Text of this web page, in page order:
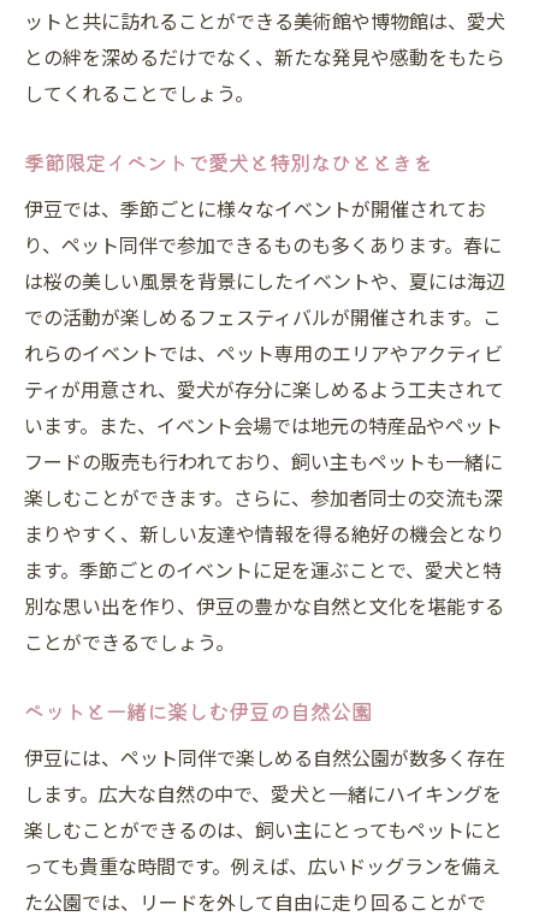
ットと共に訪れることができる美術館や博物館は、愛犬
との絆を深めるだけでなく、新たな発見や感動をもたら
してくれることでしょう。
季節限定イベントで愛犬と特別なひとときを
伊豆では、季節ごとに様々なイベントが開催されてお
り、ペット同伴で参加できるものも多くあります。春に
は桜の美しい風景を背景にしたイベントや、夏には海辺
での活動が楽しめるフェスティバルが開催されます。こ
れらのイベントでは、ペット専用のエリアやアクティビ
ティが用意され、愛犬が存分に楽しめるよう工夫されて
います。また、イベント会場では地元の特産品やペット
フードの販売も行われており、飼い主もペットも一緒に
楽しむことができます。さらに、参加者同士の交流も深
まりやすく、新しい友達や情報を得る絶好の機会となり
ます。季節ごとのイベントに足を運ぶことで、愛犬と特
別な思い出を作り、伊豆の豊かな自然と文化を堪能する
ことができるでしょう。
ペットと一緒に楽しむ伊豆の自然公園
伊豆には、ペット同伴で楽しめる自然公園が数多く存在
します。広大な自然の中で、愛犬と一緒にハイキングを
楽しむことができるのは、飼い主にとってもペットにと
っても貴重な時間です。例えば、広いドッグランを備え
た公園では、リードを外して自由に走り回ることがで